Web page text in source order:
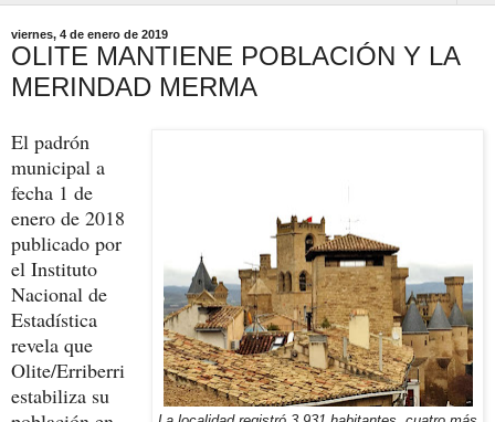
viernes, 4 de enero de 2019
OLITE MANTIENE POBLACIÓN Y LA
MERINDAD MERMA
El padrón
municipal a
fecha 1 de
enero de 2018
publicado por
el Instituto
Nacional de
Estadística
revela que
Olite/Erriberri
estabiliza su